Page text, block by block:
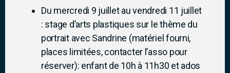
Du mercredi 9 juillet au vendredi 11 juillet
: stage d’arts plastiques sur le thème du
portrait avec Sandrine (matériel fourni,
places limitées, contacter l’asso pour
réserver): enfant de 10h à 11h30 et ados